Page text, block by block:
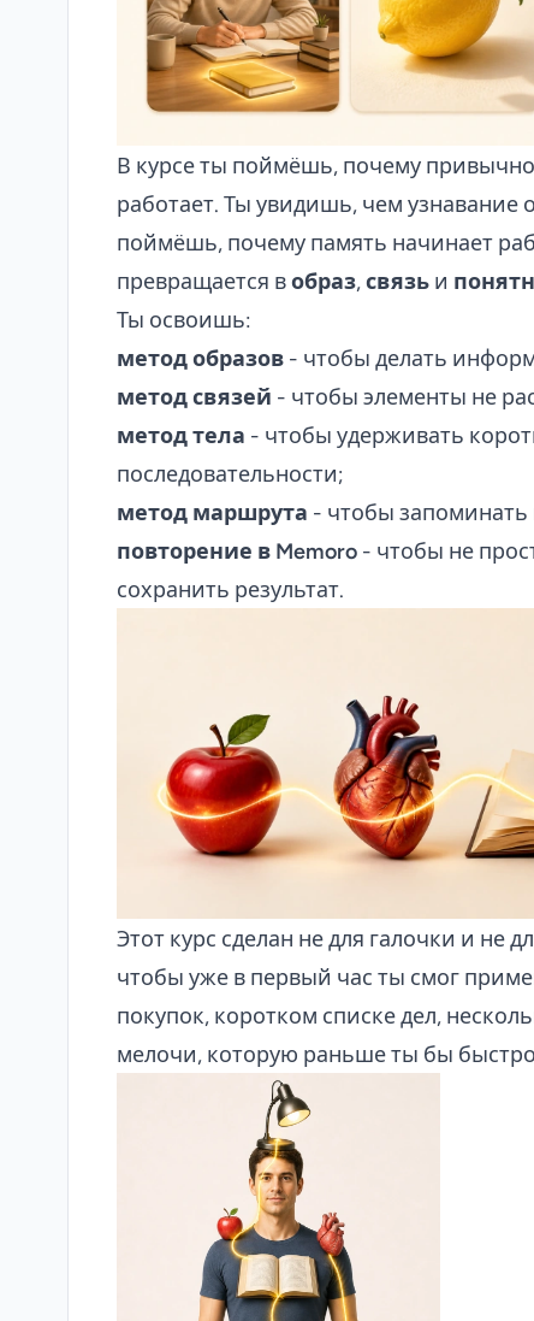
В курсе ты поймёшь, почему
работает. Ты увидишь, чем узнавание
поймёшь, почему память начинает
превращается в образ связь и
Ты освоишь:
метод образов - чтобы делать
метод связей - чтобы элементы не
метод тела - чтобы удерживать
последовательности;
метод маршрута - чтобы запоминать
повторение в Memoro - чтобы не
сохранить результат.
Этот курс сделан не для галочки и не
чтобы уже в первый час ты смог
покупок, коротком списке дел,
мелочи, которую раньше ты бы быстро